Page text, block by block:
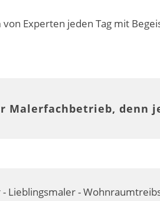
Experten jeden Tag mit
Malerfachbetrieb, denn
Lieblingsmaler -